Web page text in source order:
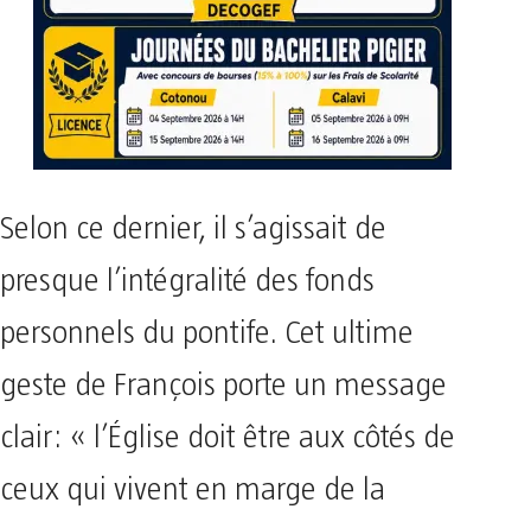
Selon ce dernier, il s’agissait de
presque l’intégralité des fonds
personnels du pontife. Cet ultime
geste de François porte un message
clair: « l’Église doit être aux côtés de
ceux qui vivent en marge de la